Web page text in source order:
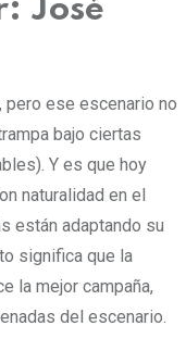
José
pero ese escenario no
bajo ciertas
Y es que hoy
naturalidad en el
están adaptando su
significa que la
la mejor campaña,
del escenario.